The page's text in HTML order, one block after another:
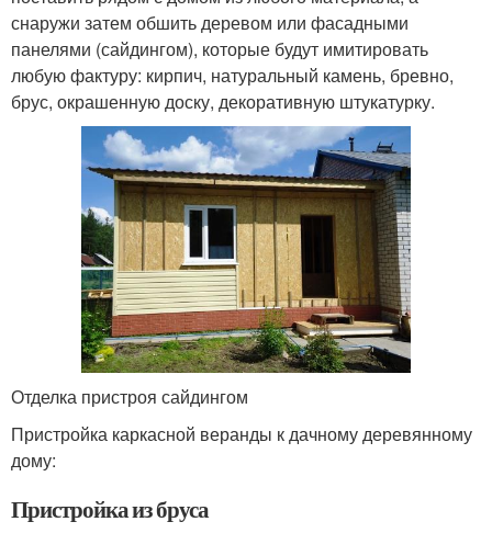
снаружи затем обшить деревом или фасадными
панелями (сайдингом), которые будут имитировать
любую фактуру: кирпич, натуральный камень, бревно,
брус, окрашенную доску, декоративную штукатурку.
Отделка пристроя сайдингом
Пристройка каркасной веранды к дачному деревянному
дому:
Пристройка из бруса